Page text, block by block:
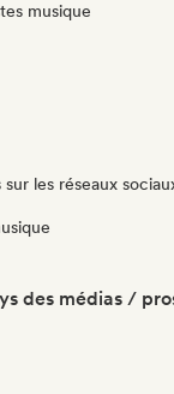
musique
sur les réseaux
des médias /